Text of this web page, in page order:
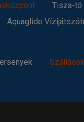
Tisza-tó
Aquaglide